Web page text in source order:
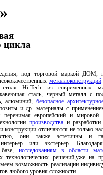
цикла
под торговой маркой ДОМ,
металлоконструкций
Hi-Tech из современных
сталь, черный металл с
алюминий, безопасное
и др. материалы с
европейский и
производства и
конструкции отличаются не только
они также эстетичны и
или экстерьер.
базе, исследованиям в области
технологических решений,уже на
возможность реализации
любого уровня сложности.